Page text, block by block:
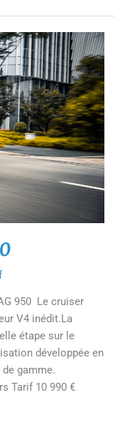
950 Le cruiser
V4 inédit.La
étape sur le
développée en
gamme.
Tarif 10 990 €